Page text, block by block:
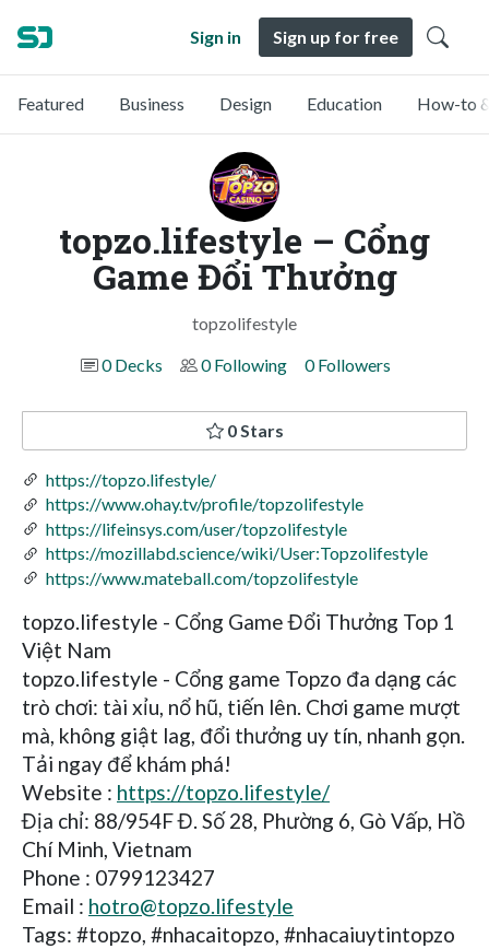
Sign in Sign up for free
Featured Business Design Education How-to
topzo.lifestyle – Cổng
Game Đổi Thưởng
topzolifestyle
0 Decks
0 Following 0 Followers
0 Stars
https://topzo.lifestyle/
https://www.ohay.tv/profile/topzolifestyle
https://lifeinsys.com/user/topzolifestyle
https://mozillabd.science/wiki/User:Topzolifestyle
https://www.mateball.com/topzolifestyle
topzo.lifestyle - Cổng Game Đổi Thưởng Top 1
Việt Nam
topzo.lifestyle - Cổng game Topzo đa dạng các
trò chơi: tài xỉu, nổ hũ, tiến lên. Chơi game mượt
mà, không giật lag, đổi thưởng uy tín, nhanh gọn.
Tải ngay để khám phá!
Website : https://topzo.lifestyle/
Địa chỉ: 88/954F Đ. Số 28, Phường 6, Gò Vấp, Hồ
Chí Minh, Vietnam
Phone : 0799123427
Email : hotro@topzo.lifestyle
Tags: #topzo, #nhacaitopzo, #nhacaiuytintopzo